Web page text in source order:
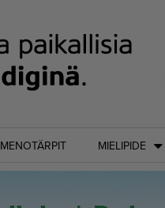
MENOTÄRPIT MIELIPIDE